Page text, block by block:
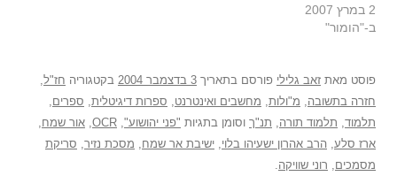
2 במרץ 2007
ב-"הומור"
פוסט מאת זאב גלילי פורסם בתאריך 3 בדצמבר 2004 בקטגוריה חז"ל
חזרה בתשובה
מ"ולות מחשבים ואינטרנט ספרות דיגיטלית ספרים
תלמוד תלמוד תורה תנ"ך וסומן בתגיות "פני יהושוע" OCR אור שמח
ארז סלע הרב אהרון ישעיהו בלוי ישיבת אר שמח מסכת נזיר סריקת
מסמכים
רוני שוויקה